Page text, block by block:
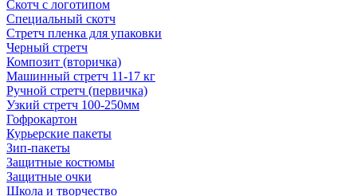
Скотч с логотипом
Специальный скотч
Стретч пленка для упаковки
Черный стретч
Композит (вторичка)
Машинный стретч 11-17 кг
Ручной стретч (первичка)
Узкий стретч 100-250мм
Гофрокартон
Курьерские пакеты
Зип-пакеты
Защитные костюмы
Защитные очки
Школа и творчество